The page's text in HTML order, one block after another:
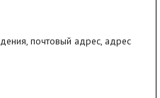
почтовый адрес, адрес